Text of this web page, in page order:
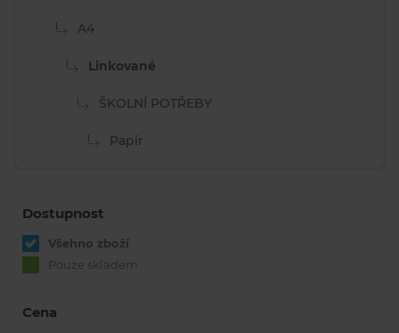
A4
Linkované
ŠKOLNÍ POTŘEBY
Papír
Dostupnost
Všehno zboží
Pouze skladem
Cena